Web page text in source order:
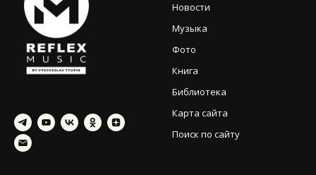
Новости
Музыка
Фото
Книга
Библиотека
Карта сайта
Поиск по сайту